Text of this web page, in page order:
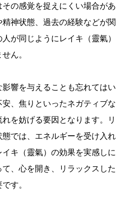
の感覚を捉えにくい場合があ
神状態、過去の経験などが関
が同じようにレイキ（靈氣）
ん。
響を与えることも忘れてはい
、焦りといったネガティブな
を妨げる要因となります。リ
では、エネルギーを受け入れ
キ（靈氣）の効果を実感しに
、心を開き、リラックスした
す。